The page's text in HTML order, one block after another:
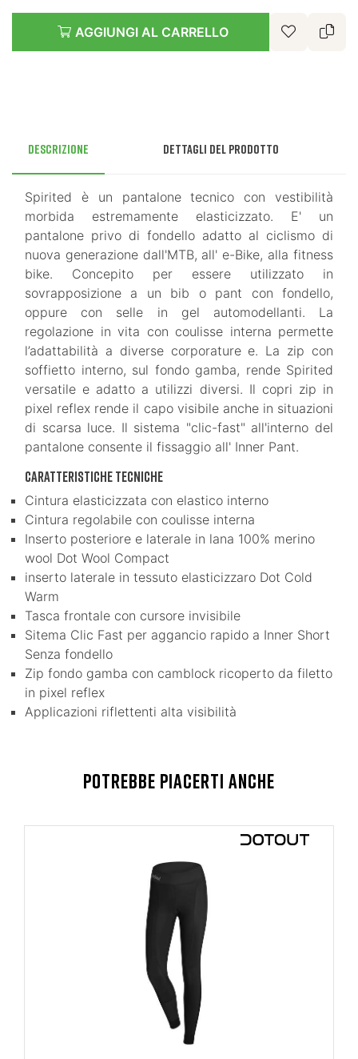
AGGIUNGI AL CARRELLO
Descrizione Dettagli del prodotto
Spirited è un pantalone tecnico con vestibilità
morbida estremamente elasticizzato. E' un
pantalone privo di fondello adatto al ciclismo di
nuova generazione dall'MTB, all' e-Bike, alla fitness
bike. Concepito per essere utilizzato in
sovrapposizione a un bib o pant con fondello,
oppure con selle in gel automodellanti. La
regolazione in vita con coulisse interna permette
l’adattabilità a diverse corporature e. La zip con
soffietto interno, sul fondo gamba, rende Spirited
versatile e adatto a utilizzi diversi. Il copri zip in
pixel reflex rende il capo visibile anche in situazioni
di scarsa luce. Il sistema "clic-fast" all'interno del
pantalone consente il fissaggio all' Inner Pant.
Caratteristiche tecniche
Cintura elasticizzata con elastico interno
Cintura regolabile con coulisse interna
Inserto posteriore e laterale in lana 100% merino
wool Dot Wool Compact
inserto laterale in tessuto elasticizzaro Dot Cold
Warm
Tasca frontale con cursore invisibile
Sitema Clic Fast per aggancio rapido a Inner Short
Senza fondello
Zip fondo gamba con camblock ricoperto da filetto
in pixel reflex
Applicazioni riflettenti alta visibilità
POTREBBE PIACERTI ANCHE